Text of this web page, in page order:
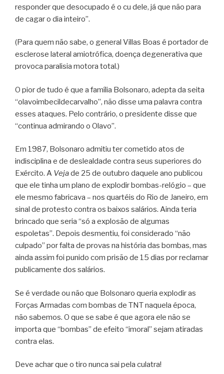
responder que desocupado é o cu dele, já que não para
de cagar o dia inteiro”.
(Para quem não sabe, o general Villas Boas é portador de
esclerose lateral amiotrófica, doença degenerativa que
provoca paralisia motora total.)
O pior de tudo é que a família Bolsonaro, adepta da seita
“olavoimbecildecarvalho”, não disse uma palavra contra
esses ataques. Pelo contrário, o presidente disse que
“continua admirando o Olavo”.
Em 1987, Bolsonaro admitiu ter cometido atos de
indisciplina e de deslealdade contra seus superiores do
Exército. A Vejade 25 de outubro daquele ano publicou
que ele tinha um plano de explodir bombas-relógio – que
ele mesmo fabricava – nos quartéis do Rio de Janeiro, em
sinal de protesto contra os baixos salários. Ainda teria
brincado que seria “só a explosão de algumas
espoletas”. Depois desmentiu, foi considerado “não
culpado” por falta de provas na história das bombas, mas
ainda assim foi punido com prisão de 15 dias por reclamar
publicamente dos salários.
Se é verdade ou não que Bolsonaro queria explodir as
Forças Armadas com bombas de TNT naquela época,
não sabemos. O que se sabe é que agora ele não se
importa que “bombas” de efeito “imoral” sejam atiradas
contra elas.
Deve achar que o tiro nunca sai pela culatra!